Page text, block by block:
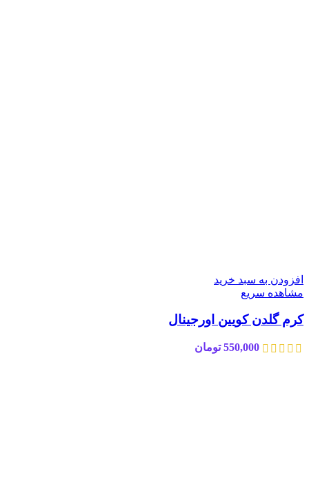
افزودن به سبد خرید
مشاهده سریع
کرم گلدن کویین اورجینال
550,000 تومان